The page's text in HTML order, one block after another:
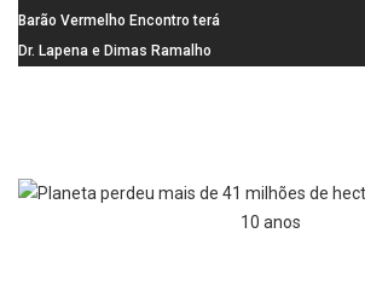
Gaspar, relator da comissão do
INSS, como vice
Barão Vermelho Encontro terá
data extra em Belo Horizonte
Dr. Lapena e Dimas Ramalho